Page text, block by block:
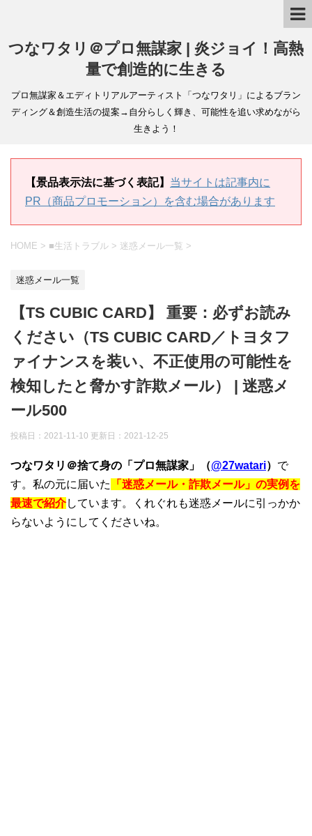
つなワタリ＠プロ無謀家 | 炎ジョイ！高熱
量で創造的に生きる
プロ無謀家＆エディトリアルアーティスト「つなワタリ」によるブラン
ディング＆創造生活の提案→自分らしく輝き、可能性を追い求めながら
生きよう！
【景品表示法に基づく表記】 当サイトは記事内に
PR（商品プロモーション）を含む場合があります
HOME > ■生活トラブル > 迷惑メール一覧 >
迷惑メール一覧
【TS CUBIC CARD】 重要：必ずお読み
ください（TS CUBIC CARD／トヨタフ
ァイナンスを装い、不正使用の可能性を
検知したと脅かす詐欺メール） | 迷惑メ
ール500
投稿日：2021-11-10 更新日： 2021-12-25
つなワタリ＠捨て身の「プロ無謀家」（@27watari） で
す。私の元に届いた
「迷惑メール・詐欺メール」の実例を
最速で紹介しています。くれぐれも迷惑メールに引っかか
らないようにしてくださいね。